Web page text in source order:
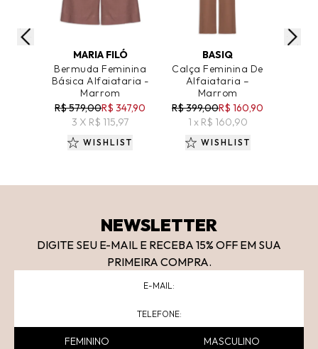
MARIA FILÓ
Bermuda Feminina
Básica Alfaiataria -
Marrom
R$ 579,00R$ 347,90
3 X R$ 115,97
WISHLIST
ADICIONAR AO CARRINHO
BASIQ
Calça Feminina De
Alfaiataria –
Marrom
R$ 399,00R$ 160,90
1 x R$ 160,90
WISHLIST
NEWSLETTER
DIGITE SEU E-MAIL E RECEBA 15% OFF EM SUA
PRIMEIRA COMPRA.
FEMININO MASCULINO